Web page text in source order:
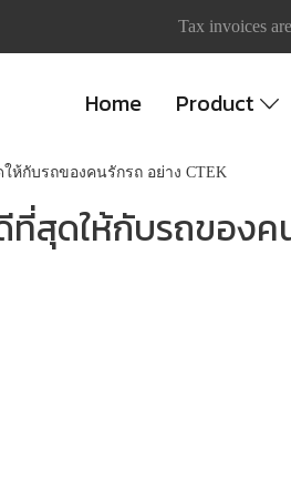
Tax invoices
Home Product
ห้กับรถของคนรักรถ อย่าง CTEK
สุดให้กับรถของค